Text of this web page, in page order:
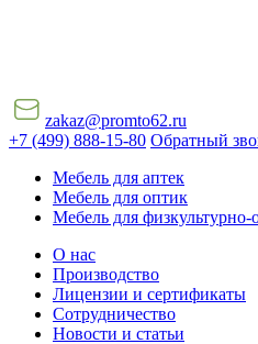
zakaz@promto62.ru
+7 (499) 888-15-80 Обратный
Мебель для аптек
Мебель для оптик
Мебель для
О нас
Производство
Лицензии и сертификаты
Сотрудничество
Новости и статьи